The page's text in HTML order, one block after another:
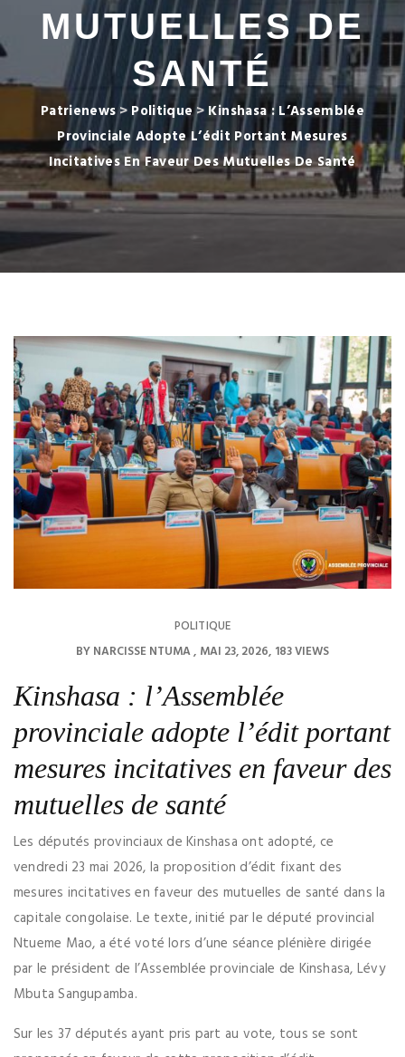
MUTUELLES DE
SANTÉ
Patrienews> Politique> Kinshasa : L’Assemblée
Provinciale Adopte L’édit Portant Mesures
Incitatives En Faveur Des Mutuelles De Santé
POLITIQUE
BYNARCISSE NTUMA MAI 23, 2026 183 VIEWS
Kinshasa : l’Assemblée
provinciale adopte l’édit portant
mesures incitatives en faveur des
mutuelles de santé
Les députés provinciaux de Kinshasa ont adopté, ce
vendredi 23 mai 2026, la proposition d’édit fixant des
mesures incitatives en faveur des mutuelles de santé dans la
capitale congolaise. Le texte, initié par le député provincial
Ntueme Mao, a été voté lors d’une séance plénière dirigée
par le président de l’Assemblée provinciale de Kinshasa, Lévy
Mbuta Sangupamba.
Sur les 37 députés ayant pris part au vote, tous se sont